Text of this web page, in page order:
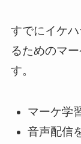
すでにイケ
るためのマ
す。
マーケ学
音声配信